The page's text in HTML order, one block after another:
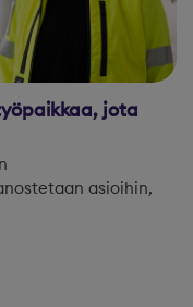
jota
asioihin,